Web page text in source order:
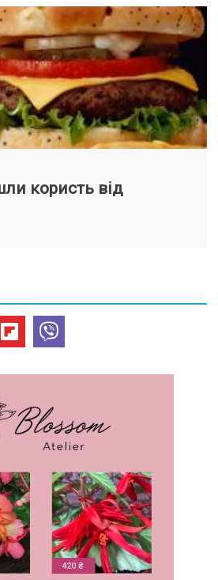
користь від